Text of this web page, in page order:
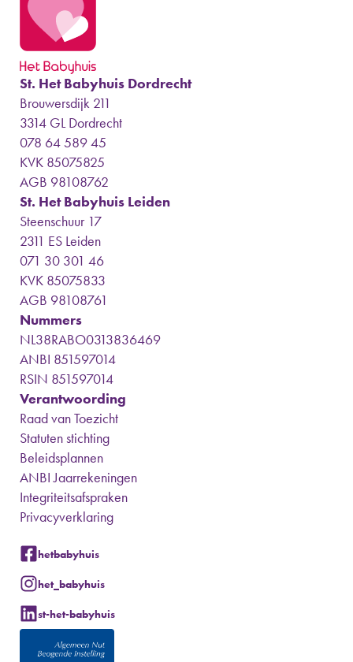
St. Het Babyhuis Dordrecht
Brouwersdijk 211
3314 GL Dordrecht
078 64 589 45
KVK 85075825
AGB 98108762
St. Het Babyhuis Leiden
Steenschuur 17
2311 ES Leiden
071 30 301 46
KVK 85075833
AGB 98108761
Nummers
NL38RABO0313836469
ANBI 851597014
RSIN 851597014
Verantwoording
Raad van Toezicht
Statuten stichting
Beleidsplannen
ANBI Jaarrekeningen
Integriteitsafspraken
Privacyverklaring
hetbabyhuis
het_babyhuis
st-het-babyhuis